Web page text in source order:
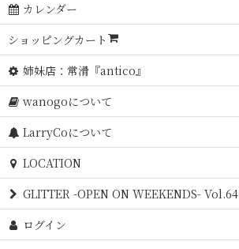
カレンダー
ショッピングカート
姉妹店：常滑『antico』
wanogoについて
LarryCoについて
LOCATION
GLITTER -OPEN ON WEEKENDS- Vol.64
ログイン